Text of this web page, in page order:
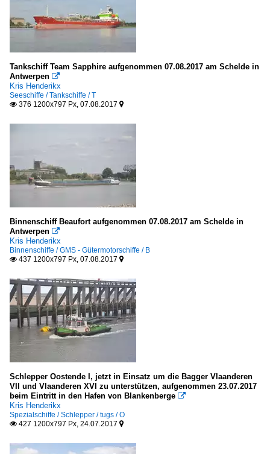
Zollboote und -schiffe
Belgien
Unternehmen
Deutschland
Tankschiff Team Sapphire aufgenommen 07.08.2017 am Schelde in
Antwerpen 
Kris Henderikx
Seeschiffe / Tankschiffe / T
 376 1200x797 Px, 07.08.2017 
Binnenschiff Beaufort aufgenommen 07.08.2017 am Schelde in
Antwerpen 
Kris Henderikx
Binnenschiffe / GMS - Gütermotorschiffe / B
 437 1200x797 Px, 07.08.2017 
Schlepper Oostende I, jetzt in Einsatz um die Bagger Vlaanderen
VII und Vlaanderen XVI zu unterstützen, aufgenommen 23.07.2017
beim Eintritt in den Hafen von Blankenberge 
Kris Henderikx
Spezialschiffe / Schlepper / tugs / O
 427 1200x797 Px, 24.07.2017 